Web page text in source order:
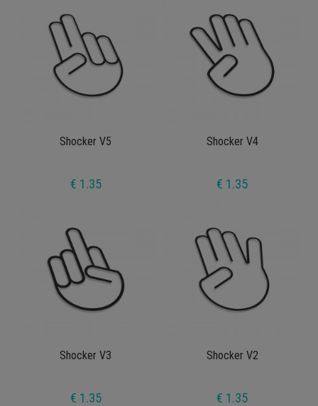
Shocker V5
€ 1.35
Shocker V4
€ 1.35
Shocker V3
€ 1.35
Shocker V2
€ 1.35